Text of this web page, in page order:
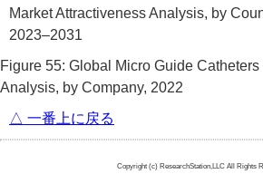
Market Attractiveness Analysis, by
2023–2031
Figure 55: Global Micro Guide
Analysis, by Company, 2022
△ 一番上に戻る
Copyright (c) ResearchStation,LLC All Rights